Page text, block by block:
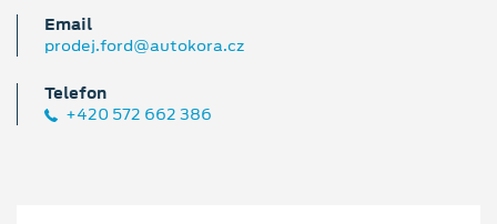
Email
prodej.ford@autokora.cz
Telefon
+420 572 662 386